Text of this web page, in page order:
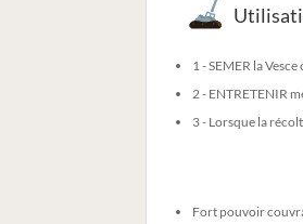
1 - SEMER la
2 - ENTRETENIR
3 - Lorsque la
Fort pouvoir